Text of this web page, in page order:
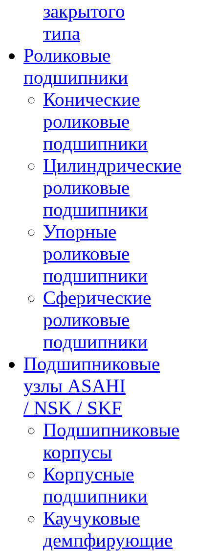
закрытого
типа
Роликовые
подшипники
Конические
роликовые
подшипники
Цилиндрические
роликовые
подшипники
Упорные
роликовые
подшипники
Сферические
роликовые
подшипники
Подшипниковые
узлы ASAHI
/ NSK / SKF
Подшипниковые
корпусы
Корпусные
подшипники
Каучуковые
демпфирующие